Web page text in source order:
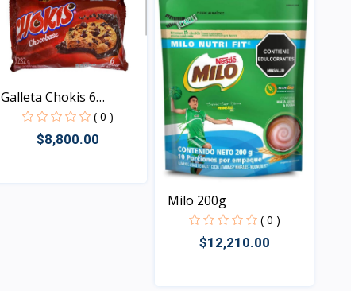
Galleta Chokis 6
paquet...
( 0 )
$8,800.00
Milo 200g
( 0 )
$12,210.00